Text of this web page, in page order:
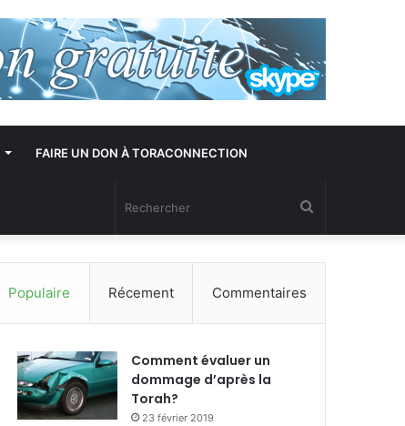
FAIRE UN DON À TORACONNECTION
Populaire Récement Commentaires
Comment évaluer un
dommage d’après la
Torah?
23 février 2019